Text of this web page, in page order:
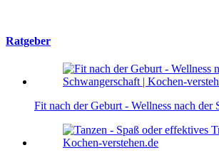
Ratgeber
Fit nach der Geburt - Wellness nach der